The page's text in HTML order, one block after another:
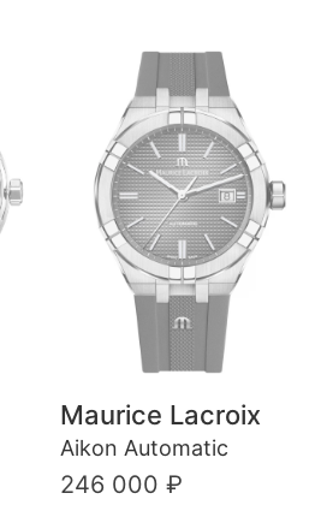
Maurice Lacroix
Aikon Automatic
246 000 ₽